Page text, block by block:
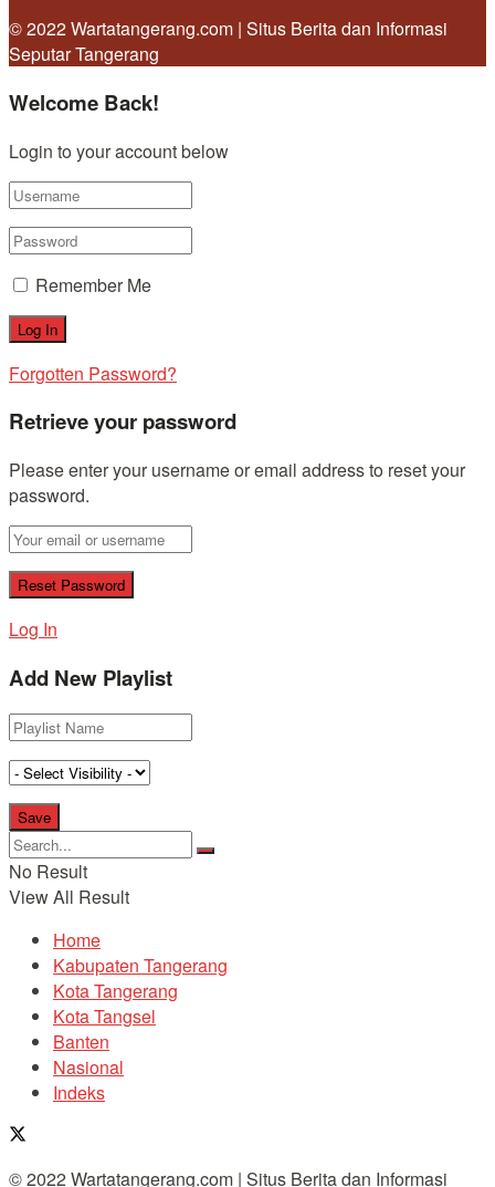
© 2022 Wartatangerang.com | Situs Berita dan Informasi
Seputar Tangerang
Welcome Back!
Login to your account below
Remember Me
Forgotten Password?
Retrieve your password
Please enter your username or email address to reset your
password.
Log In
Add New Playlist
No Result
View All Result
Home
Kabupaten Tangerang
Kota Tangerang
Kota Tangsel
Banten
Nasional
Indeks
© 2022 Wartatangerang.com | Situs Berita dan Informasi